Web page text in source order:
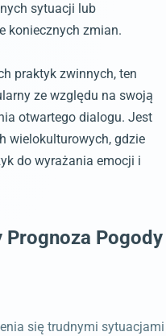
sytuacji lub
koniecznych zmian.
praktyk zwinnych, ten
ze względu na swoją
otwartego dialogu. Jest
wielokulturowych, gdzie
do wyrażania emocji i
Pogody
się trudnymi sytuacjami